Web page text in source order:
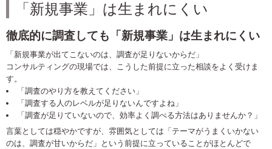
「新規事業」は生まれにくい
徹底的に調査しても「新規事業」は生まれにくい
「新規事業が出てこないのは、調査が足りないからだ」
コンサルティングの現場では、こうした前提に立った相談をよく受けま
す。
「調査のやり方を教えてください」
「調査する人のレベルが足りないんですよね」
「調査が足りていないので、効率よく調べる方法はありませんか？」
言葉としては穏やかですが、雰囲気としては「テーマがうまくいかない
のは、調査が甘いからだ」という前提に立っていることがほとんどで